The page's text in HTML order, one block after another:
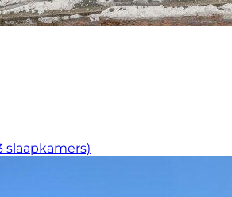
slaapkamers)